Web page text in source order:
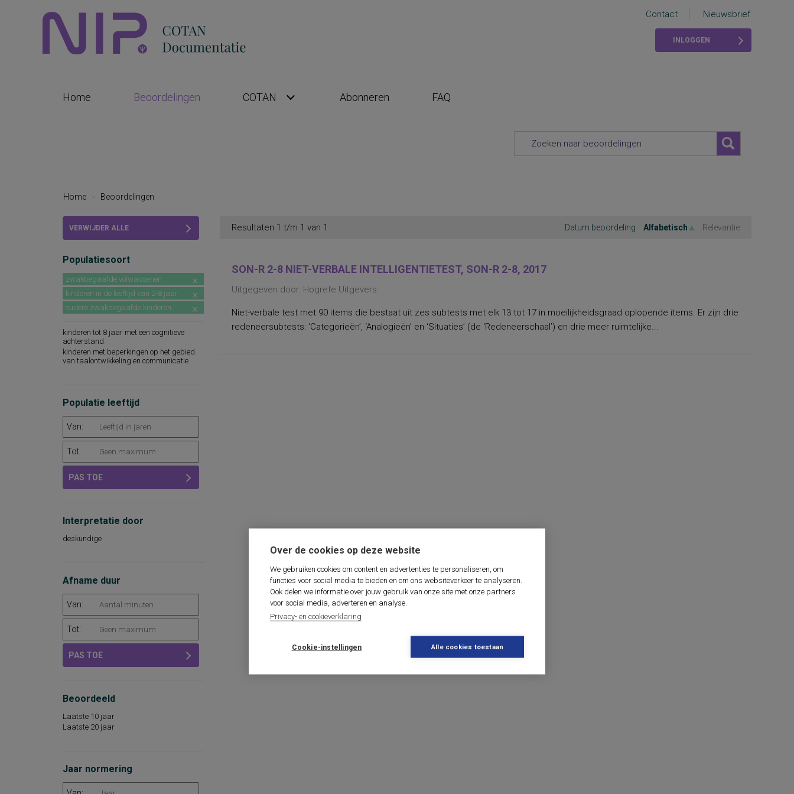
Over de cookies op deze website
We gebruiken cookies om content en advertenties te personaliseren, om
functies voor social media te bieden en om ons websiteverkeer te analyseren.
Ook delen we informatie over jouw gebruik van onze site met onze partners
voor social media, adverteren en analyse.
Privacy- en cookieverklaring
Cookie-instellingen Alle cookies toestaan
Contact Nieuwsbrief
INLOGGEN
Home Beoordelingen COTAN Abonneren FAQ
Home - Beoordelingen
VERWIJDER ALLE
Populatiesoort
zwakbegaafde volwassenen
kinderen in de leeftijd van 2-8 jaar
oudere zwakbegaafde kinderen
kinderen tot 8 jaar met een cognitieve
achterstand
kinderen met beperkingen op het gebied
van taalontwikkeling en communicatie
Populatie leeftijd
Van:
Tot:
PAS TOE
Interpretatie door
deskundige
Afname duur
Van:
Tot:
PAS TOE
Beoordeeld
Laatste 10 jaar
Laatste 20 jaar
Jaar normering
Resultaten 1 t/m 1 van 1 Datum beoordeling Alfabetisch Relevantie
SON-R 2-8 NIET-VERBALE INTELLIGENTIETEST, SON-R 2-8, 2017
Uitgegeven door: Hogrefe Uitgevers
Niet-verbale test met 90 items die bestaat uit zes subtests met elk 13 tot 17 in moeilijkheidsgraad oplopende items. Er zijn drie
redeneersubtests: ‘Categorieën’, ‘Analogieën’ en ‘Situaties’ (de ‘Redeneerschaal’) en drie meer ruimtelijke...